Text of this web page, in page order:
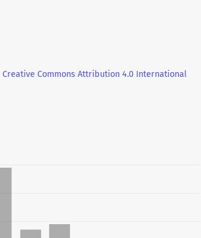
Creative Commons Attribution 4.0 International